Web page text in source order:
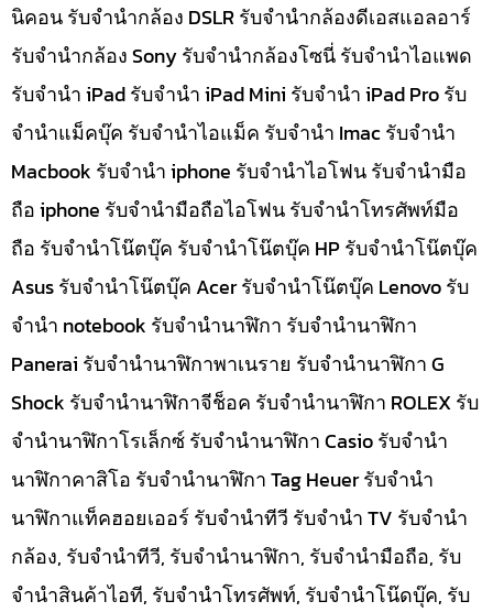
นิคอน รับจำนำกล้อง DSLR รับจำนำกล้องดีเอสแอลอาร์
รับจำนำกล้อง Sony รับจำนำกล้องโซนี่ รับจำนำไอแพด
รับจำนำ iPad รับจำนำ iPad Mini รับจำนำ iPad Pro รับ
จำนำแม็คบุ๊ค รับจำนำไอแม็ค รับจำนำ Imac รับจำนำ
Macbook รับจำนำ iphone รับจำนำไอโฟน รับจำนำมือ
ถือ iphone รับจำนำมือถือไอโฟน รับจำนำโทรศัพท์มือ
ถือ รับจำนำโน๊ตบุ๊ค รับจำนำโน๊ตบุ๊ค HP รับจำนำโน๊ตบุ๊ค
Asus รับจำนำโน๊ตบุ๊ค Acer รับจำนำโน๊ตบุ๊ค Lenovo รับ
จำนำ notebook รับจำนำนาฬิกา รับจำนำนาฬิกา
Panerai รับจำนำนาฬิกาพาเนราย รับจำนำนาฬิกา G
Shock รับจำนำนาฬิกาจีช็อค รับจำนำนาฬิกา ROLEX รับ
จำนำนาฬิกาโรเล็กซ์ รับจำนำนาฬิกา Casio รับจำนำ
นาฬิกาคาสิโอ รับจำนำนาฬิกา Tag Heuer รับจำนำ
นาฬิกาแท็คฮอยเออร์ รับจำนำทีวี รับจำนำ TV รับจำนำ
กล้อง, รับจำนำทีวี, รับจำนำนาฬิกา, รับจำนำมือถือ, รับ
จำนำสินค้าไอที, รับจำนำโทรศัพท์, รับจำนำโน๊ดบุ๊ค, รับ